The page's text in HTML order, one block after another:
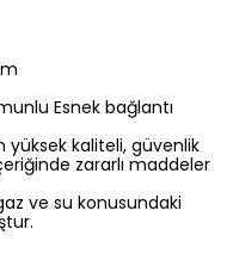
Esnek bağlantı
yüksek kaliteli, güvenlik
zararlı maddeler
ve su konusundaki